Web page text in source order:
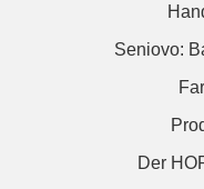
Seniovo:
Der